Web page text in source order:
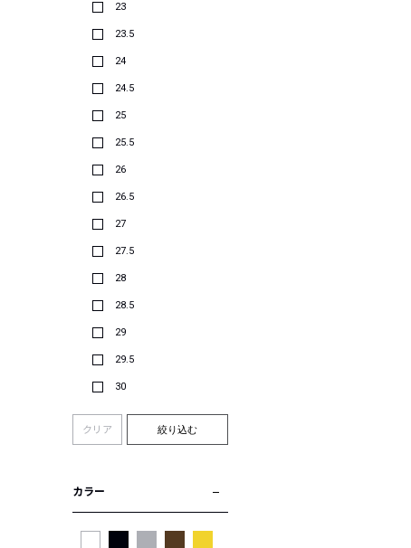
23
23.5
24
24.5
25
25.5
26
26.5
27
27.5
28
28.5
29
29.5
30
クリア 絞り込む
カラー